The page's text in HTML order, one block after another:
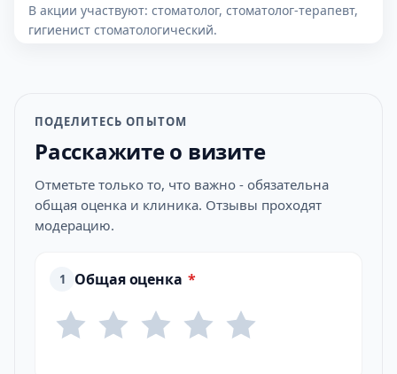
В акции участвуют: стоматолог, стоматолог-терапевт,
гигиенист стоматологический.
ПОДЕЛИТЕСЬ ОПЫТОМ
Расскажите о визите
Отметьте только то, что важно - обязательна
общая оценка и клиника. Отзывы проходят
модерацию.
1 Общая оценка *